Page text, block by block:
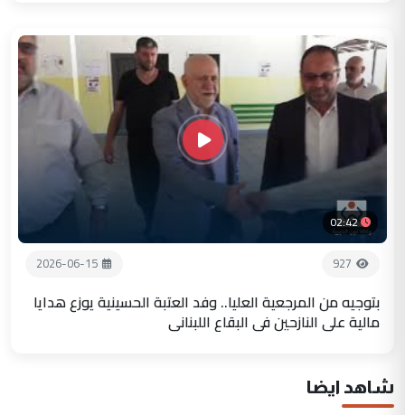
02:42
927
2026-06-15
بتوجيه من المرجعية العليا.. وفد العتبة الحسينية يوزع هدايا
مالية على النازحين في البقاع اللبناني
شاهد ايضا